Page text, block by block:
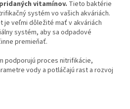
vitamínov. Tieto baktérie
systém vo vašich akváriách.
je veľmi dôležité mať v akváriách
systém, aby sa odpadové
premieňať.
podporujú proces nitrifikácie,
vody a potláčajú rast a rozvoj